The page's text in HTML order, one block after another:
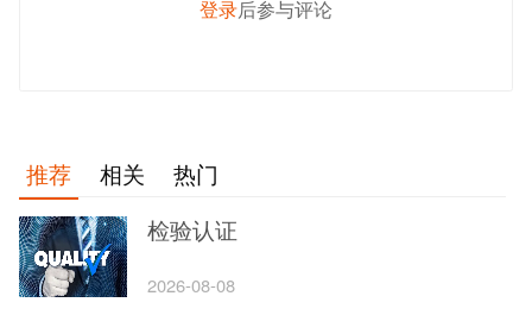
登录后参与评论
推荐 相关
热门
检验认证
2026-08-08